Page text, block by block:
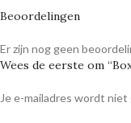
Beoordelingen
Er zijn nog geen
Wees de eerste om
Je e-mailadres wordt